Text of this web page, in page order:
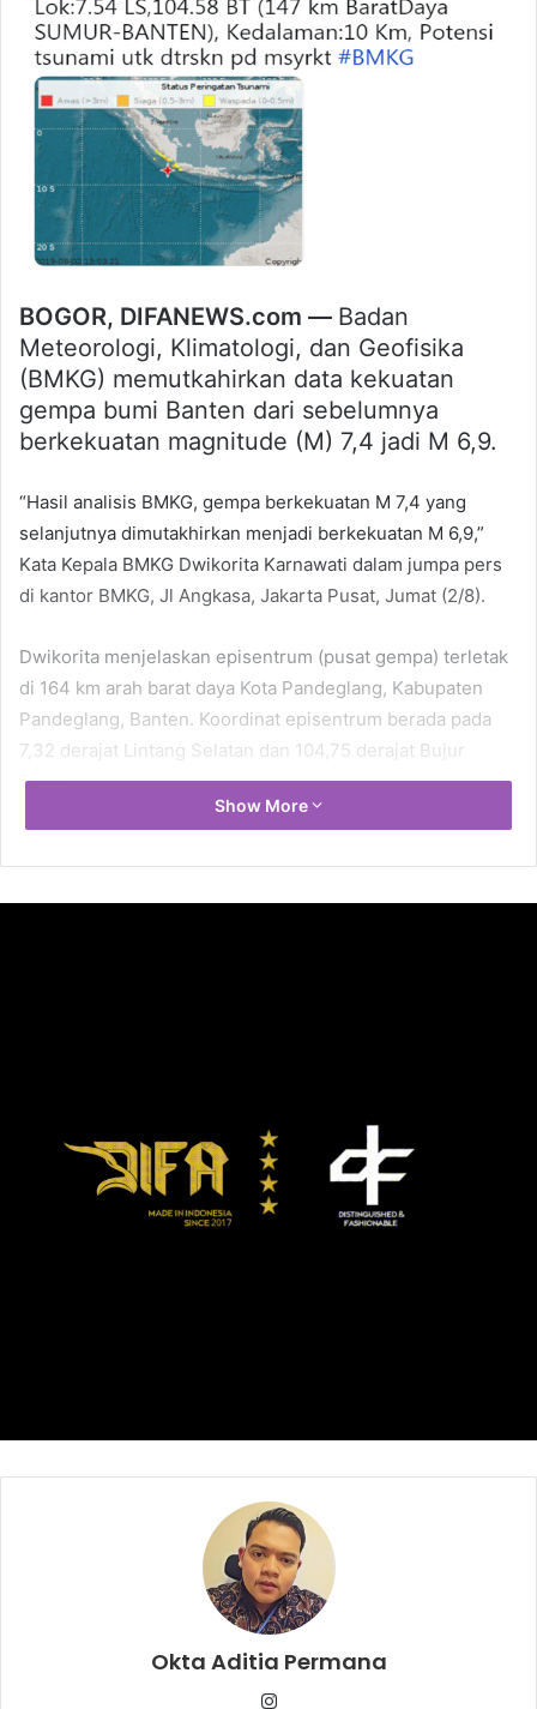
BOGOR, DIFANEWS.com — Badan
Meteorologi, Klimatologi, dan Geofisika
(BMKG) memutkahirkan data kekuatan
gempa bumi Banten dari sebelumnya
berkekuatan magnitude (M) 7,4 jadi M 6,9.
“Hasil analisis BMKG, gempa berkekuatan M 7,4 yang
selanjutnya dimutakhirkan menjadi berkekuatan M 6,9,”
Kata Kepala BMKG Dwikorita Karnawati dalam jumpa pers
di kantor BMKG, Jl Angkasa, Jakarta Pusat, Jumat (2/8).
Dwikorita menjelaskan episentrum (pusat gempa) terletak
di 164 km arah barat daya Kota Pandeglang, Kabupaten
Pandeglang, Banten. Koordinat episentrum berada pada
7,32 derajat Lintang Selatan dan 104,75 derajat Bujur
Timur.
Gempa ini terjadi akibat pergerakan lempeng Indo-
sumber : detikNews
Gempa Bumi Banten
Show More
Okta Aditia Permana
Instagram